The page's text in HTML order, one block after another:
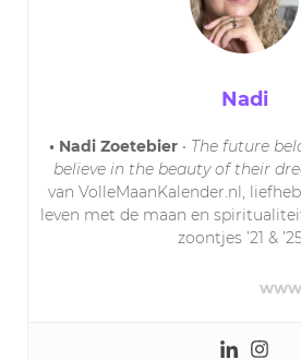
Nadi
• Nadi Zoetebier • The future
believe in the beauty of their
van VolleMaanKalender.nl,
leven met de maan en
zoontjes ’21 &